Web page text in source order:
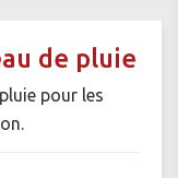
de pluie
pour les